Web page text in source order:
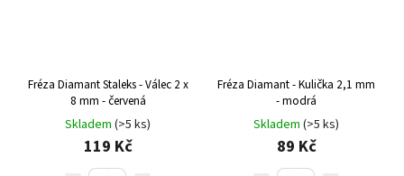
Fréza Diamant Staleks - Válec 2 x
8 mm - červená
Skladem (>5 ks)
119 Kč
Fréza Diamant - Kulička 2,1 mm
- modrá
Skladem (>5 ks)
89 Kč